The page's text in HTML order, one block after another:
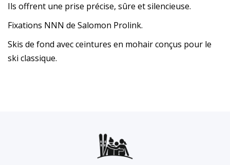
Ils offrent une prise précise, sûre et silencieuse.
Fixations NNN de Salomon Prolink.
Skis de fond avec ceintures en mohair conçus pour le
ski classique.